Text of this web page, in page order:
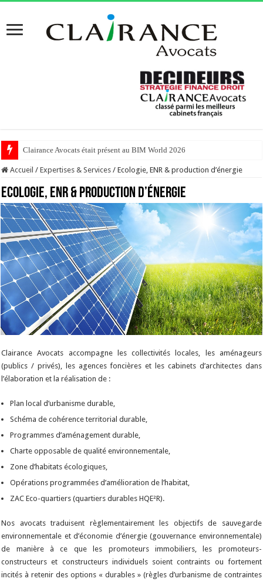
Clairance Avocats était présent au BIM World 2026
Accueil / Expertises & Services / Ecologie, ENR & production d’énergie
Ecologie, ENR & production d’énergie
Clairance Avocats accompagne les collectivités locales, les aménageurs
(publics / privés), les agences foncières et les cabinets d’architectes dans
l’élaboration et la réalisation de :
Plan local d’urbanisme durable,
Schéma de cohérence territorial durable,
Programmes d’aménagement durable,
Charte opposable de qualité environnementale,
Zone d’habitats écologiques,
Opérations programmées d’amélioration de l’habitat,
ZAC Eco-quartiers (quartiers durables HQE²R).
Nos avocats traduisent règlementairement les objectifs de sauvegarde
environnementale et d’économie d’énergie (gouvernance environnementale)
de manière à ce que les promoteurs immobiliers, les promoteurs-
constructeurs et constructeurs individuels soient contraints ou fortement
incités à retenir des options « durables » (règles d’urbanisme de contraintes